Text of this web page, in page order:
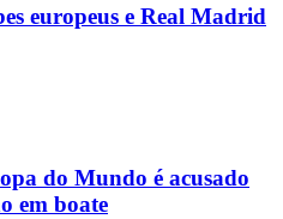
europeus e Real Madrid
do Mundo é acusado
em boate